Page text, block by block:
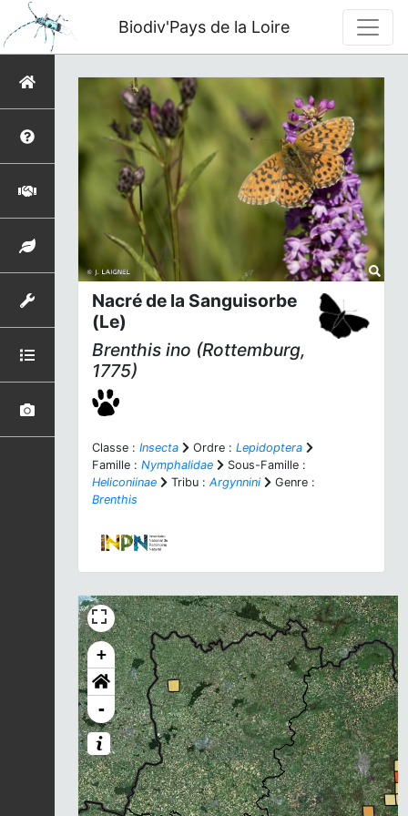
Biodiv'Pays de la Loire
Nacré de la Sanguisorbe
(Le)
Brenthis ino (Rottemburg,
1775)
Classe : Insecta Ordre : Lepidoptera
Famille : Nymphalidae
Sous-Famille :
Heliconiinae
Tribu : Argynnini
Genre :
Brenthis
+
-